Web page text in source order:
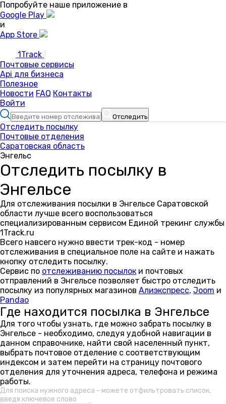
Попробуйте наше приложение в
Google Play
и
App Store
1Track
Почтовые сервисы
Api для бизнеса
Полезное
Новости FAQ Контакты
Войти
Отследить
Отследить посылку
Почтовые отделения
Саратовская область
Энгельс
Отследить посылку в
Энгельсе
Для отслеживания посылки в Энгельсе Саратовской
области лучше всего воспользоваться
специализированным сервисом Единой трекинг службы
1Track.ru
Всего навсего нужно ввести трек-код - номер
отслеживания в специальное поле на сайте и нажать
кнопку отследить посылку.
Сервис по отслеживанию посылок и почтовых
отправлений в Энгельсе позволяет быстро отследить
посылку из популярных магазинов Алиэкспресс, Joom и
Pandao
Где находится посылка в Энгельсе
Для того чтобы узнать, где можно забрать посылку в
Энгельсе - необходимо, следуя удобной навигации в
данном справочнике, найти свой населенный пункт,
выбрать почтовое отделение с соответствующим
индексом и затем перейти на страницу почтового
отделения для уточнения адреса, телефона и режима
работы.
Для поиска нужного адреса - можете отфильтровать список,
введя ключевое слово